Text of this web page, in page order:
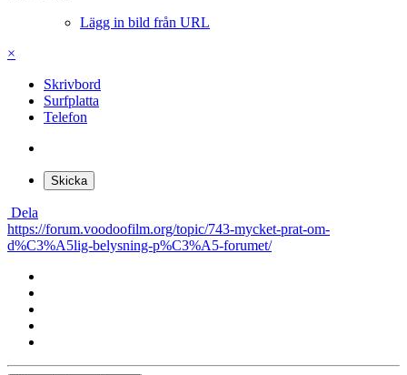
Lägg in bild från URL
×
Skrivbord
Surfplatta
Telefon
Skicka
Dela
https://forum.voodoofilm.org/topic/743-mycket-prat-om-
d%C3%A5lig-belysning-p%C3%A5-forumet/